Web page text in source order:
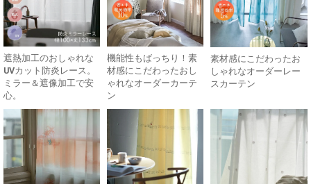
遮熱加工のおしゃれな
UVカット防炎レース。
ミラー＆遮像加工で安
心。
機能性もばっちり！素
材感にこだわったおし
ゃれなオーダーカーテ
ン
素材感にこだわったお
しゃれなオーダーレー
スカーテン